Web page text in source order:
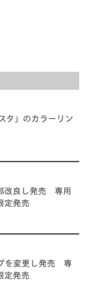
タ」のカラーリン
改良し発売 専用
定発売
を変更し発売 専
定発売